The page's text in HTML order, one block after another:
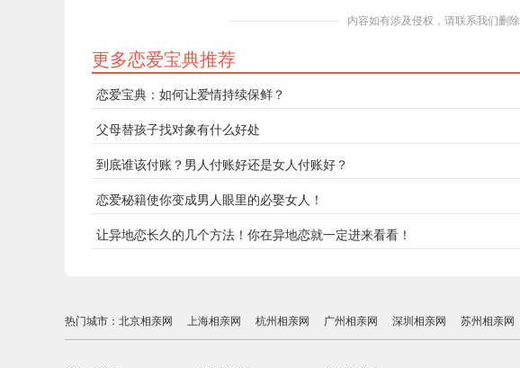
内容如有涉及侵权，请联系我们删除
更多恋爱宝典推荐
恋爱宝典：如何让爱情持续保鲜？
父母替孩子找对象有什么好处
到底谁该付账？男人付账好还是女人付账好？
恋爱秘籍使你变成男人眼里的必娶女人！
让异地恋长久的几个方法！你在异地恋就一定进来看看！
热门城市： 北京相亲网 上海相亲网 杭州相亲网 广州相亲网 深圳相亲网 苏州相亲网